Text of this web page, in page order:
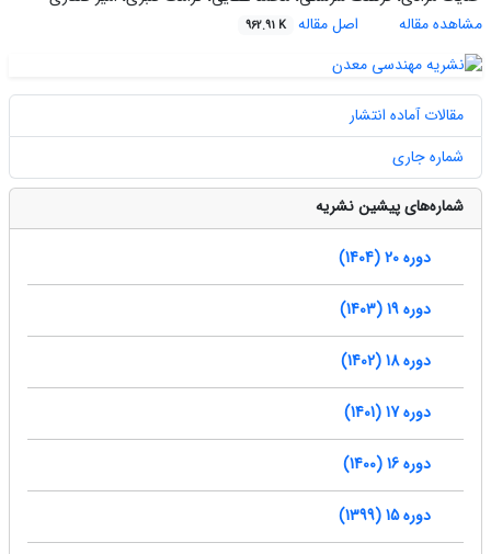
مشاهده مقاله
اصل مقاله 962.91 K
مقالات آماده انتشار
شماره جاری
شماره‌های پیشین نشریه
دوره 20 (1404)
دوره 19 (1403)
دوره 18 (1402)
دوره 17 (1401)
دوره 16 (1400)
دوره 15 (1399)